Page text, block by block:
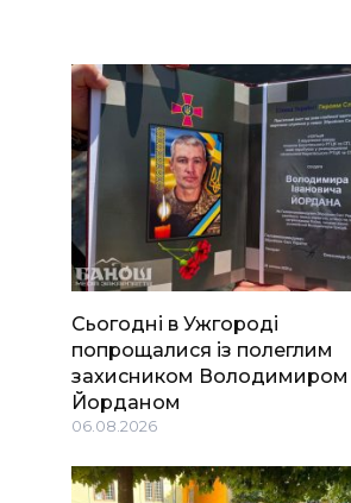
Сьогодні в Ужгороді
попрощалися із полеглим
захисником Володимиром
Йорданом
06.08.2026